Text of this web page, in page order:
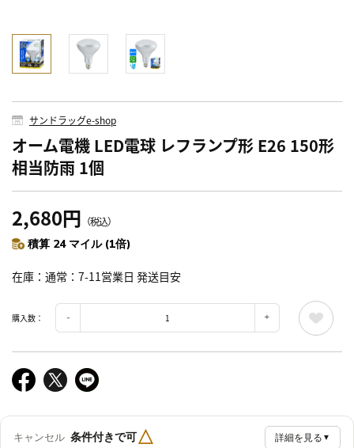
サンドラッグe-shop
オーム電機 LED電球 レフランプ形 E26 150形
相当防雨 1個
2,680円 （税込）
積算 24 マイル (1倍)
在庫 通常：7-11営業日 発送目安
購入数：
キャンセル 条件付きで可△ 詳細を見る ▼